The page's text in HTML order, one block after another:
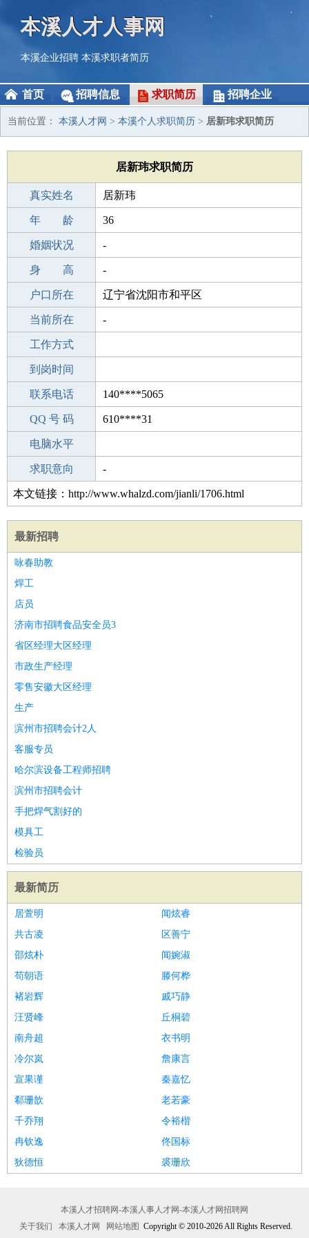
本溪人才人事网
本溪企业招聘 本溪求职者简历
首页 招聘信息 求职简历 招聘企业
当前位置： 本溪人才网 > 本溪个人求职简历 > 居新玮求职简历
居新玮求职简历
真实姓名 居新玮
性 别 男
年 龄 36
出生年月 1990-03-09
婚姻状况 -
学 历 初中
身 高 -
毕业学校 砀山县葛集镇葛集初级中学
户口所在 辽宁省沈阳市和平区
所学专业 -
当前所在 -
工作经验
工作方式
驾 照
到岗时间
期望月薪
联系电话 140****5065
手机号码 140****5065
QQ 号 码 610****31
微信号码
电脑水平
外语水平
求职意向 -
本文链接：http://www.whalzd.com/jianli/1706.html
最新招聘
咏春助教
焊工
店员
济南市招聘食品安全员3
省区经理大区经理
市政生产经理
零售安徽大区经理
生产
滨州市招聘会计2人
客服专员
哈尔滨设备工程师招聘
滨州市招聘会计
手把焊气割好的
模具工
检验员
最新简历
居萱明
闻炫睿
共古凌
区善宁
邵炫朴
闻婉淑
苟朝语
滕何桦
褚岩辉
戚巧静
汪贤峰
丘桐碧
南舟超
衣书明
冷尔岚
詹康言
宣果谨
秦嘉忆
郗珊歆
老若豪
千乔翔
令裕楷
冉钦逸
佟国标
狄德恒
裘珊欣
本溪人才招聘网-本溪人事人才网-本溪人才网招聘网
关于我们
本溪人才网 网站地图 Copyright © 2010-2026 All Rights Reserved.